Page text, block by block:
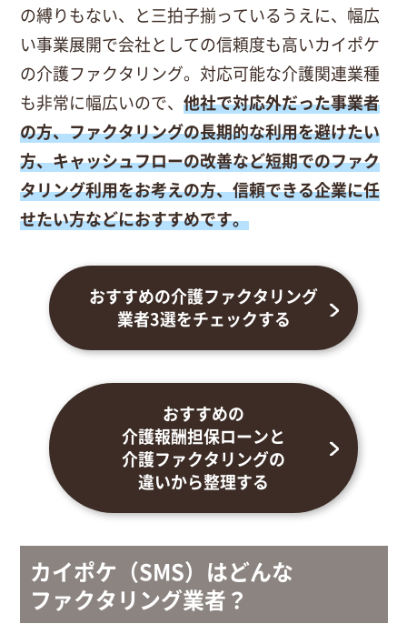
の縛りもない、と三拍子揃っているうえに、幅広
い事業展開で会社としての信頼度も高いカイポケ
の介護ファクタリング。対応可能な介護関連業種
も非常に幅広いので、 他社で対応外だった事業者
の方、ファクタリングの長期的な利用を避けたい
方、キャッシュフローの改善など短期でのファク
タリング利用をお考えの方、信頼できる企業に任
せたい方などにおすすめです。
おすすめの介護ファクタリング
業者3選をチェックする
おすすめの
介護報酬担保ローンと
介護ファクタリングの
違いから整理する
カイポケ（SMS）はどんな
ファクタリング業者？